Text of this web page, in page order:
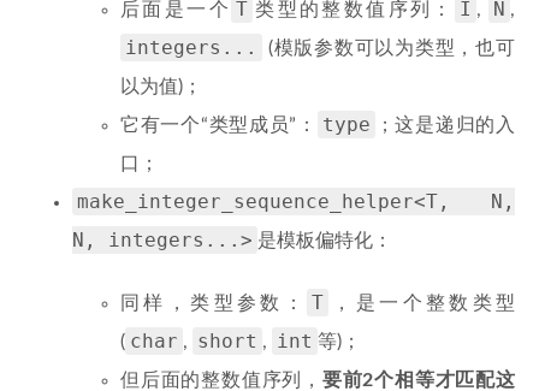
后面是一个 T 类型的整数值序列： I , N ,
integers...
(模版参数可以为类型，也可
以为值)；
它有一个“类型成员”：
type
；这是递归的入
口；
make_integer_sequence_helper<T, N,
N, integers...> 是模板偏特化：
同样，类型参数： T
，是一个整数类型
( char , short , int 等)；
但后面的整数值序列， 要前2个相等才匹配这